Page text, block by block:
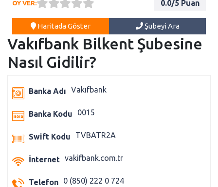
OY VER: 0.0/5 Puan
Haritada Göster Şubeyi Ara
Vakıfbank Bilkent Şubesine
Nasıl Gidilir?
Banka Adı Vakıfbank
Banka Kodu 0015
Swift Kodu TVBATR2A
İnternet vakifbank.com.tr
Telefon 0 (850) 222 0 724